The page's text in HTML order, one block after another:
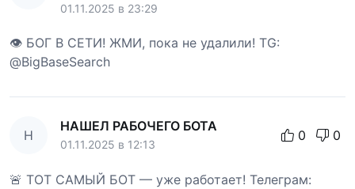
01.11.2025 в 23:29
👁 БОГ В СЕТИ! ЖМИ, пока не удалили! TG:
@BigBaseSearch
Н
НАШЕЛ РАБОЧЕГО БОТА
01.11.2025 в 12:13
0 0
🚨 ТОТ САМЫЙ БОТ — уже работает! Телеграм: